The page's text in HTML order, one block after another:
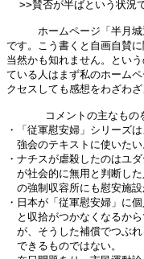
>>賛否が半ばという状況
ホームページ「半月城通
です。こう書くと自画自賛
当然かも知れません。とい
ている人はまず私のホーム
クセスしても感想をわざわ
コメントの主なもの
・「従軍慰安婦」シリーズ
強会のテキストに使いたい
・ナチスが虐殺したのはユ
が社会的に無用と判断し
の強制収容所にも慰安施設
・日本が「従軍慰安婦」に
と収拾がつかなくなるか
が、そうした補償でつぶ
できるものではない。